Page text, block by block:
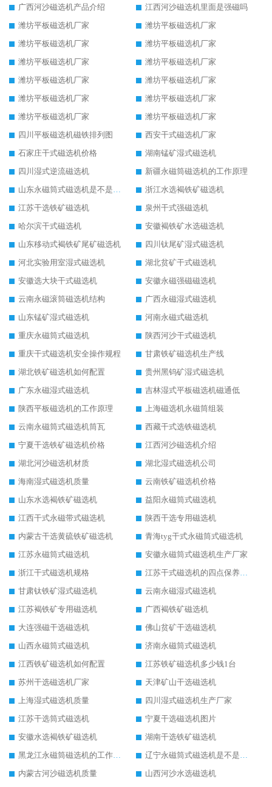
广西河沙磁选机产品介绍
江西河沙磁选机里面是强磁吗
潍坊平板磁选机厂家
潍坊平板磁选机厂家
潍坊平板磁选机厂家
潍坊平板磁选机厂家
潍坊平板磁选机厂家
潍坊平板磁选机厂家
潍坊平板磁选机厂家
潍坊平板磁选机厂家
潍坊平板磁选机厂家
潍坊平板磁选机厂家
潍坊平板磁选机厂家
潍坊平板磁选机厂家
四川平板磁选机磁铁排列图
西安干式磁选机厂家
石家庄干式磁选机价格
湖南锰矿湿式磁选机
四川湿式逆流磁选机
新疆永磁筒磁选机的工作原理
山东永磁筒式磁选机是不是强磁
浙江水选褐铁矿磁选机
江苏干选铁矿磁选机
泉州干式强磁选机
哈尔滨干式磁选机
安徽褐铁矿水选磁选机
山东移动式褐铁矿尾矿磁选机
四川钛尾矿湿式磁选机
河北实验用室湿式磁选机
湖北贫矿干式磁选机
安徽选大块干式磁选机
安徽永磁强磁磁选机
云南永磁滚筒磁选机结构
广西永磁湿式磁选机
山东锰矿湿式磁选机
河南永磁式磁选机
重庆永磁筒式磁选机
陕西河沙干式磁选机
重庆干式磁选机安全操作规程
甘肃铁矿磁选机生产线
湖北铁矿磁选机如何配置
贵州黑钨矿湿式磁选机
广东永磁湿式磁选机
吉林湿式平板磁选机磁通低
陕西平板磁选机的工作原理
上海磁选机永磁筒组装
云南永磁筒式磁选机筒瓦
西藏干式选铁磁选机
宁夏干选铁矿磁选机价格
江西河沙磁选机介绍
湖北河沙磁选机材质
湖北湿式磁选机公司
海南湿式磁选机质量
云南铁矿磁选机价格
山东水选褐铁矿磁选机
益阳永磁筒式磁选机
江西干式永磁带式磁选机
陕西干选专用磁选机
内蒙古干选黄硫铁矿磁选机
青海tyg干式永磁筒式磁选机
江苏永磁筒式磁选机
安徽永磁筒式磁选机生产厂家
浙江干式磁选机规格
江苏干式磁选机的四点保养秘籍
甘肃钛铁矿湿式磁选机
云南永磁湿式磁选机
江苏褐铁矿专用磁选机
广西褐铁矿磁选机
大连强磁干选磁选机
佛山贫矿干选磁选机
山西永磁筒式磁选机
济南永磁筒式磁选机
江西铁矿磁选机如何配置
江苏铁矿磁选机多少钱1台
苏州干选磁选机厂家
天津矿山干选磁选机
上海湿式磁选机质量
四川湿式磁选机生产厂家
江苏干选筒式磁选机
宁夏干选磁选机图片
安徽水选褐铁矿磁选机
湖南干选铁矿磁选机
黑龙江永磁筒磁选机的工作原理
辽宁永磁筒式磁选机是不是强磁
内蒙古河沙磁选机质量
山西河沙水选磁选机